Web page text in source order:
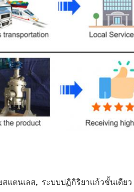
แตนเลส, ระบบปฏิกิริยาแก้วชั้นเดียว